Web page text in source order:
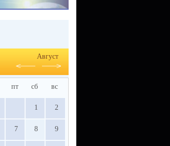
Август
пт сб вс
1 2
7 8 9